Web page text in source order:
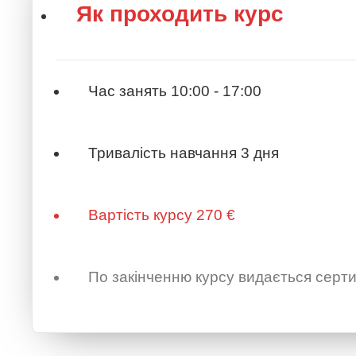
Як проходить курс
Час занять 10:00 - 17:00
Тривалість навчання 3 дня
Вартість курсу 270 €
По закінченню курсу видається